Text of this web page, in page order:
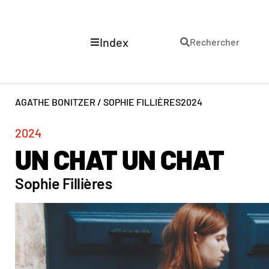
Rechercher
Index
AGATHE BONITZER / SOPHIE FILLIÈRES2024
2024
UN CHAT UN CHAT
Sophie Fillières